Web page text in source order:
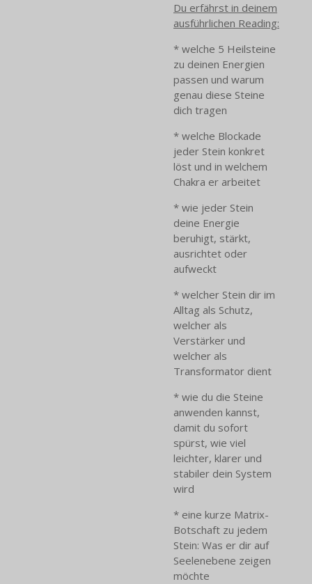
Du erfährst in deinem
ausführlichen Reading:
* welche 5 Heilsteine
zu deinen Energien
passen und warum
genau diese Steine
dich tragen
* welche Blockade
jeder Stein konkret
löst und in welchem
Chakra er arbeitet
* wie jeder Stein
deine Energie
beruhigt, stärkt,
ausrichtet oder
aufweckt
* welcher Stein dir im
Alltag als Schutz,
welcher als
Verstärker und
welcher als
Transformator dient
* wie du die Steine
anwenden kannst,
damit du sofort
spürst, wie viel
leichter, klarer und
stabiler dein System
wird
* eine kurze Matrix-
Botschaft zu jedem
Stein: Was er dir auf
Seelenebene zeigen
möchte